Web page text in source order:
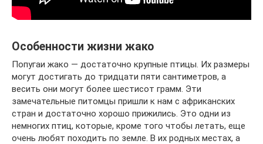
Особенности жизни жако
Попугаи жако — достаточно крупные птицы. Их размеры
могут достигать до тридцати пяти сантиметров, а
весить они могут более шестисот грамм. Эти
замечательные питомцы пришли к нам с африканских
стран и достаточно хорошо прижились. Это одни из
немногих птиц, которые, кроме того чтобы летать, еще
очень любят походить по земле. В их родных местах, а